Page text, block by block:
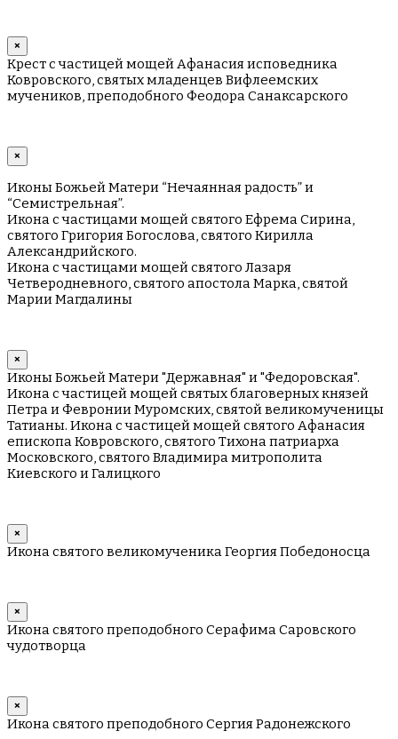
×
Крест с частицей мощей Афанасия исповедника
Ковровского, святых младенцев Вифлеемских
мучеников, преподобного Феодора Санаксарского
×
Иконы Божьей Матери “Нечаянная радость” и
“Семистрельная”.
Икона с частицами мощей святого Ефрема Сирина,
святого Григория Богослова, святого Кирилла
Александрийского.
Икона с частицами мощей святого Лазаря
Четверодневного, святого апостола Марка, святой
Марии Магдалины
×
Иконы Божьей Матери "Державная" и "Федоровская".
Икона с частицей мощей святых благоверных князей
Петра и Февронии Муромских, святой великомученицы
Татианы. Икона с частицей мощей святого Афанасия
епископа Ковровского, святого Тихона патриарха
Московского, святого Владимира митрополита
Киевского и Галицкого
×
Икона святого великомученика Георгия Победоносца
×
Икона святого преподобного Серафима Саровского
чудотворца
×
Икона святого преподобного Сергия Радонежского